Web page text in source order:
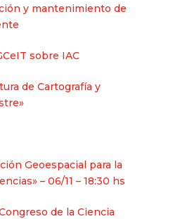
y mantenimiento de
sobre IAC
de Cartografía y
Geoespacial para la
– 06/11 – 18:30 hs
de la Ciencia